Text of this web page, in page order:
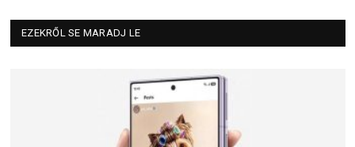
EZEKRŐL SE MARADJ LE